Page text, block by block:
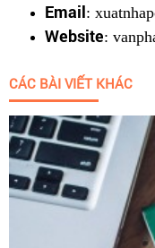
Email:
Website:
CÁC BÀI VIẾT KHÁC